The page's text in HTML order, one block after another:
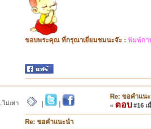
ขอบพระคุณ ที่กรุณาเยี่ยมชมนะจ๊ะ : พิมพ์กา
ม่เท่า
Re: ขอคำแน
« ตอบ #16 เ
Re: ขอคำแนะนำ